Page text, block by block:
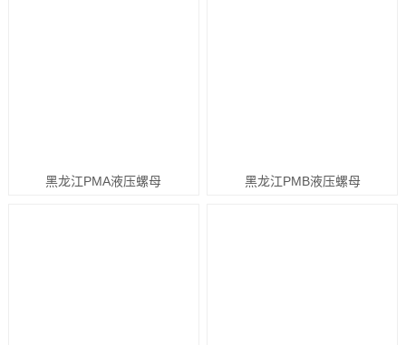
黑龙江PMA液压螺母 黑龙江PMB液压螺母